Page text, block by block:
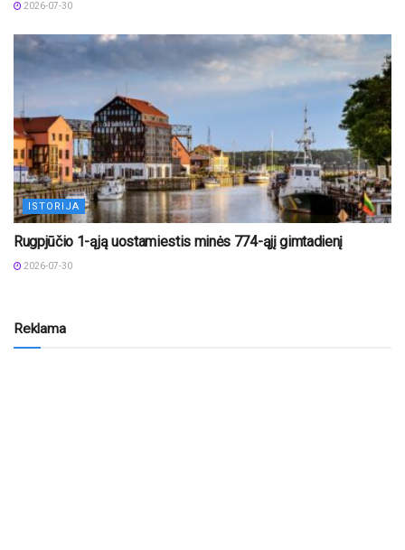
2026-07-30
ISTORIJA
Rugpjūčio 1-ąją uostamiestis minės 774-ąjį gimtadienį
2026-07-30
Reklama